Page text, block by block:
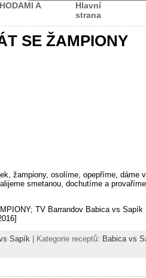
A
Hlavní
strana
SE ŽAMPIONY
žampiony, osolíme, opepříme, dáme
smetanou, dochutíme a
TV Barrandov Babica vs
Sapík | Kategorie receptů: Babica vs